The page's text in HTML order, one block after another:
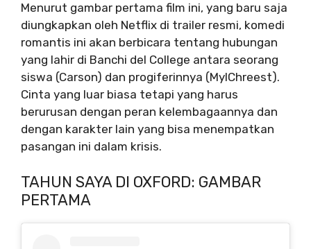
Menurut gambar pertama film ini, yang baru saja
diungkapkan oleh Netflix di trailer resmi, komedi
romantis ini akan berbicara tentang hubungan
yang lahir di Banchi del College antara seorang
siswa (Carson) dan progiferinnya (MylChreest).
Cinta yang luar biasa tetapi yang harus
berurusan dengan peran kelembagaannya dan
dengan karakter lain yang bisa menempatkan
pasangan ini dalam krisis.
TAHUN SAYA DI OXFORD: GAMBAR
PERTAMA